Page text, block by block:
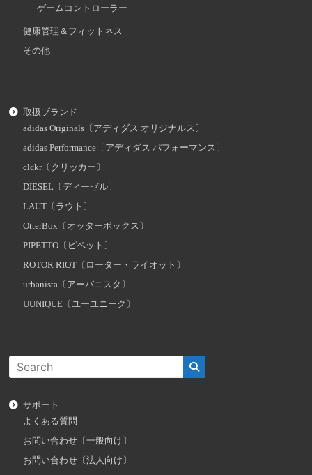
ゲームコントローラー
健康管理＆フィットネス
その他
取扱ブランド
adidas Originals〔アディダス オリジナルス〕
adidas Performance〔アディダス パフォーマンス〕
clckr〔クリッカー〕
DIESEL〔ディーゼル〕
LAUT〔ラウト〕
OtterBox〔オッターボックス〕
PIPETTO〔ピペット〕
ROTOR RIOT〔ローター・ライオット〕
urbanista〔アーバニスタ〕
UUNIQUE〔ユーユニーク〕
サポート
よくある質問
お問い合わせ〔一般向け〕
お問い合わせ〔法人向け〕